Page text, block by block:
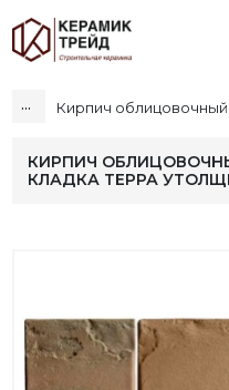
... Кирпич облицовочный
КИРПИЧ
КЛАДКА ТЕРРА